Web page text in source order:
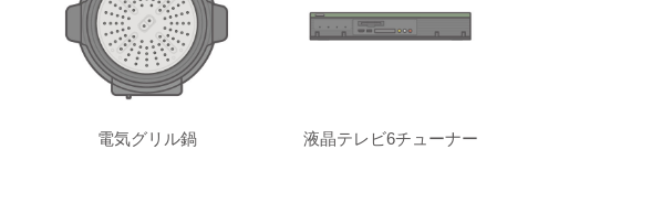
電気グリル鍋 液晶テレビ6チューナー